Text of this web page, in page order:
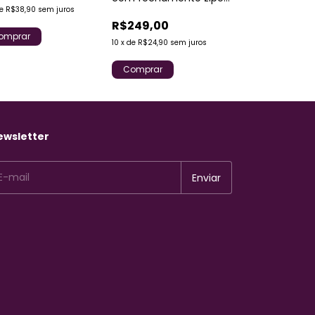
R$38,90 sem juros
R$249,00
10 x de R$24,90 sem juros
Comprar